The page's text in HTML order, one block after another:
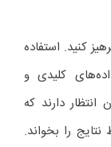
کنید. استفاده
کلیدی و
انتظار دارند که
را بخواند.